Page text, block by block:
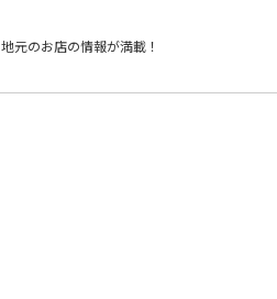
地元のお店の情報が満載！